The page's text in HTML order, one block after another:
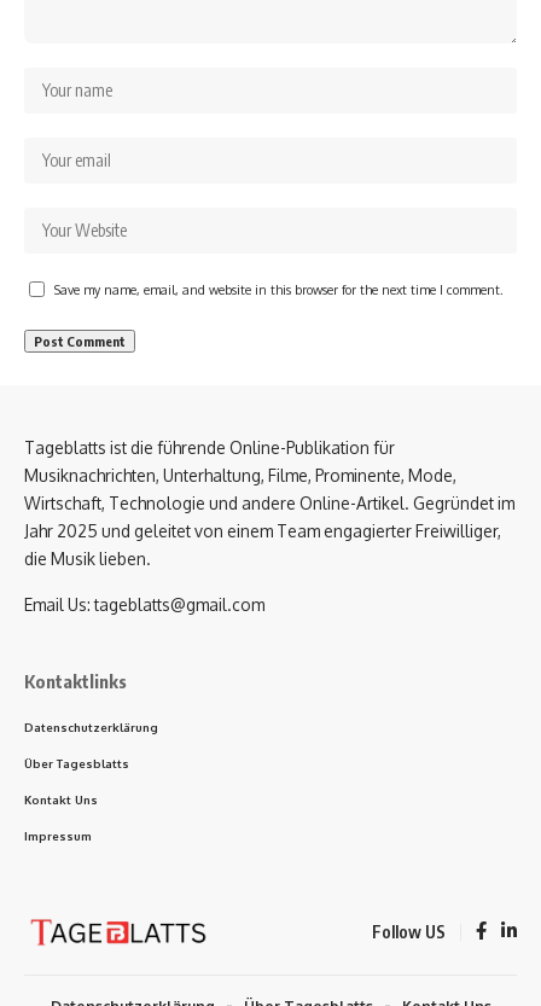
Save my name, email, and website in this browser for the next time I comment.
Tageblatts ist die führende Online-Publikation für
Musiknachrichten, Unterhaltung, Filme, Prominente, Mode,
Wirtschaft, Technologie und andere Online-Artikel. Gegründet im
Jahr 2025 und geleitet von einem Team engagierter Freiwilliger,
die Musik lieben.
Email Us:tageblatts@gmail.com
Kontaktlinks
Datenschutzerklärung
Über Tagesblatts
Kontakt Uns
Impressum
Follow US